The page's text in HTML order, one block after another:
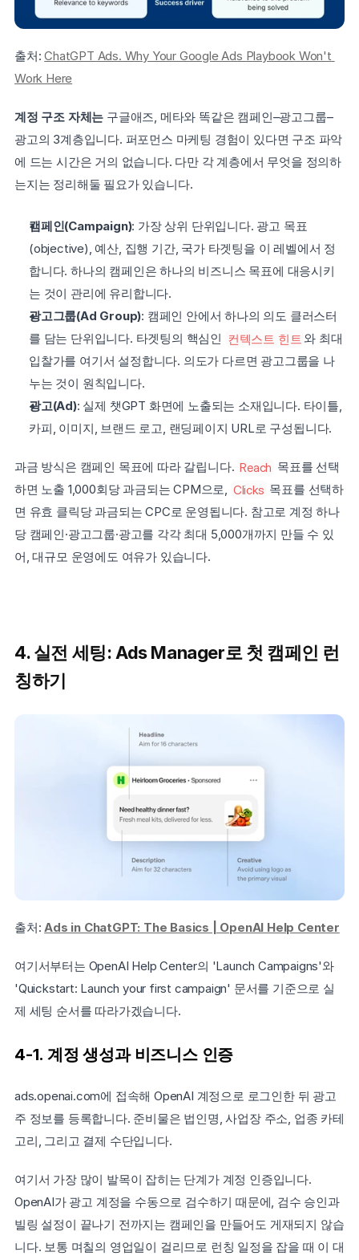
출처: ChatGPT Ads. Why Your Google Ads Playbook Won't
Work Here
계정 구조 자체는 구글애즈, 메타와 똑같은 캠페인–광고그룹–
광고의 3계층입니다. 퍼포먼스 마케팅 경험이 있다면 구조 파악
에 드는 시간은 거의 없습니다. 다만 각 계층에서 무엇을 정의하
는지는 정리해둘 필요가 있습니다.
캠페인(Campaign): 가장 상위 단위입니다. 광고 목표
(objective), 예산, 집행 기간, 국가 타겟팅을 이 레벨에서 정
합니다. 하나의 캠페인은 하나의 비즈니스 목표에 대응시키
는 것이 관리에 유리합니다.
광고그룹(Ad Group): 캠페인 안에서 하나의 의도 클러스터
를 담는 단위입니다. 타겟팅의 핵심인 컨텍스트 힌트 와 최대
입찰가를 여기서 설정합니다. 의도가 다르면 광고그룹을 나
누는 것이 원칙입니다.
광고(Ad): 실제 챗GPT 화면에 노출되는 소재입니다. 타이틀,
카피, 이미지, 브랜드 로고, 랜딩페이지 URL로 구성됩니다.
과금 방식은 캠페인 목표에 따라 갈립니다. Reach 목표를 선택
하면 노출 1,000회당 과금되는 CPM으로, Clicks 목표를 선택하
면 유효 클릭당 과금되는 CPC로 운영됩니다. 참고로 계정 하나
당 캠페인·광고그룹·광고를 각각 최대 5,000개까지 만들 수 있
어, 대규모 운영에도 여유가 있습니다.
4. 실전 세팅: Ads Manager로 첫 캠페인 런
칭하기
출처: Ads in ChatGPT: The Basics | OpenAI Help Center
여기서부터는 OpenAI Help Center의 'Launch Campaigns'와
'Quickstart: Launch your first campaign' 문서를 기준으로 실
제 세팅 순서를 따라가겠습니다.
4-1. 계정 생성과 비즈니스 인증
ads.openai.com에 접속해 OpenAI 계정으로 로그인한 뒤 광고
주 정보를 등록합니다. 준비물은 법인명, 사업장 주소, 업종 카테
고리, 그리고 결제 수단입니다.
여기서 가장 많이 발목이 잡히는 단계가 계정 인증입니다.
OpenAI가 광고 계정을 수동으로 검수하기 때문에, 검수 승인과
빌링 설정이 끝나기 전까지는 캠페인을 만들어도 게재되지 않습
니다. 보통 며칠의 영업일이 걸리므로 런칭 일정을 잡을 때 이 대